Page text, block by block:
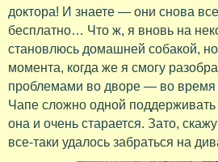
доктора! И знаете — они снова
бесплатно… Что ж, я вновь на
становлюсь домашней собакой,
момента, когда же я смогу
проблемами во дворе — во время
Чапе сложно одной поддерживать
она и очень старается. Зато,
все-таки удалось забраться на